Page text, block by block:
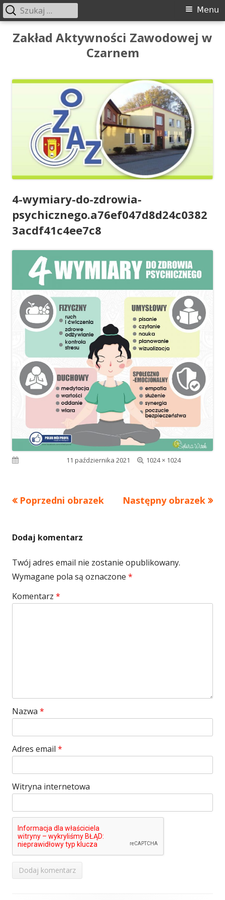
Przeskocz
Zakład Aktywności Zawodowej w
Czarnem
Menu
główne
Menu
Szukaj:
4-wymiary-do-zdrowia-
psychicznego.a76ef047d8d24c0382
3acdf41c4ee7c8
11 października 2021
Pełny
1024 × 1024
Poprzedni obrazek Następny obrazek
Dodaj komentarz
Twój adres email nie zostanie opublikowany.
Wymagane pola są oznaczone *
Komentarz *
Nazwa *
Adres email *
Witryna internetowa